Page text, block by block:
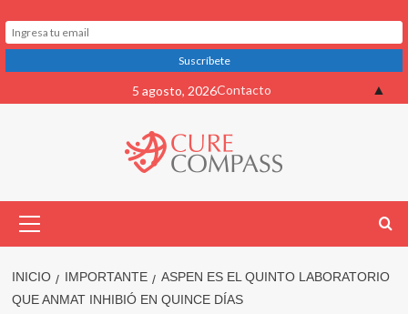
al
5 agosto, 2026Contacto
primario
INICIO IMPORTANTE
ASPEN ES EL QUINTO LABORATORIO
QUE ANMAT INHIBIÓ EN QUINCE DÍAS
▲